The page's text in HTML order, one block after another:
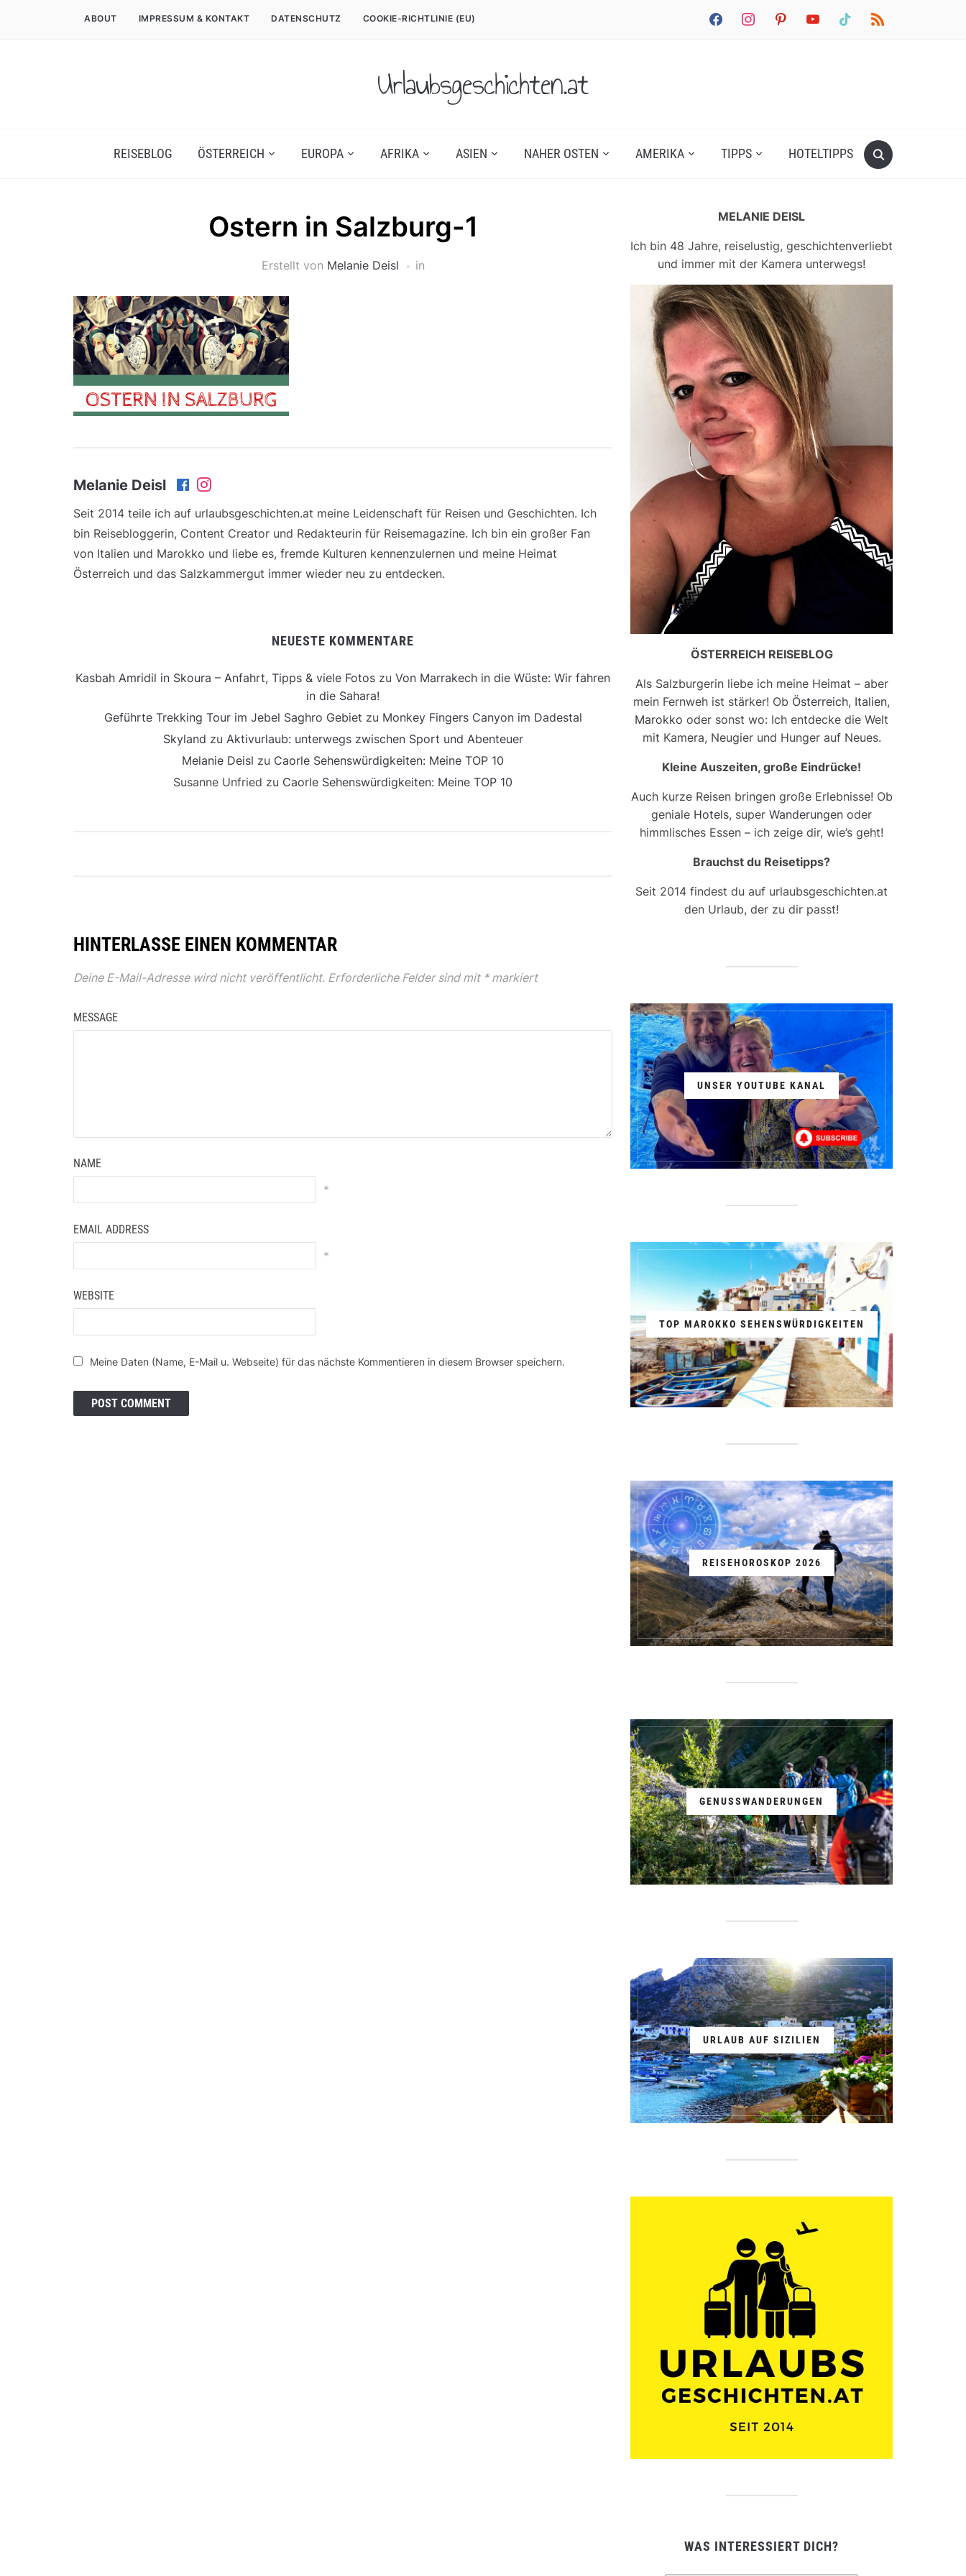
facebookinstagrampinterestyoutube tiktok rss
ABOUT IMPRESSUM & KONTAKT DATENSCHUTZ COOKIE-RICHTLINIE (EU)
Urlaubsgeschichten.at
REISEBLOG ÖSTERREICH EUROPA AFRIKA ASIEN NAHER OSTEN AMERIKA TIPPS HOTELTIPPS
Ostern in Salzburg-1
Erstellt von Melanie Deisl in
Melanie Deisl
Seit 2014 teile ich auf urlaubsgeschichten.at meine Leidenschaft für Reisen und Geschichten. Ich
bin Reisebloggerin, Content Creator und Redakteurin für Reisemagazine. Ich bin ein großer Fan
von Italien und Marokko und liebe es, fremde Kulturen kennenzulernen und meine Heimat
Österreich und das Salzkammergut immer wieder neu zu entdecken.
NEUESTE KOMMENTARE
Kasbah Amridil in Skoura – Anfahrt, Tipps & viele Fotos zu Von Marrakech in die Wüste: Wir fahren
in die Sahara!
Geführte Trekking Tour im Jebel Saghro Gebiet zu Monkey Fingers Canyon im Dadestal
Skyland zu Aktivurlaub: unterwegs zwischen Sport und Abenteuer
Melanie Deisl zu Caorle Sehenswürdigkeiten: Meine TOP 10
Susanne Unfried zu Caorle Sehenswürdigkeiten: Meine TOP 10
HINTERLASSE EINEN KOMMENTAR
Deine E-Mail-Adresse wird nicht veröffentlicht. Erforderliche Felder sind mit *markiert
MESSAGE
NAME
*
EMAIL ADDRESS
*
WEBSITE
Meine Daten (Name, E-Mail u. Webseite) für das nächste Kommentieren in diesem Browser speichern.
MELANIE DEISL
Ich bin 48 Jahre, reiselustig, geschichtenverliebt
und immer mit der Kamera unterwegs!
ÖSTERREICH REISEBLOG
Als Salzburgerin liebe ich meine Heimat – aber
mein Fernweh ist stärker! Ob Österreich, Italien,
Marokko oder sonst wo: Ich entdecke die Welt
mit Kamera, Neugier und Hunger auf Neues.
Kleine Auszeiten, große Eindrücke!
Auch kurze Reisen bringen große Erlebnisse! Ob
geniale Hotels, super Wanderungen oder
himmlisches Essen – ich zeige dir, wie’s geht!
Brauchst du Reisetipps?
Seit 2014 findest du auf urlaubsgeschichten.at
den Urlaub, der zu dir passt!
UNSER YOUTUBE KANAL
TOP MAROKKO SEHENSWÜRDIGKEITEN
REISEHOROSKOP 2026
GENUSSWANDERUNGEN
URLAUB AUF SIZILIEN
WAS INTERESSIERT DICH?